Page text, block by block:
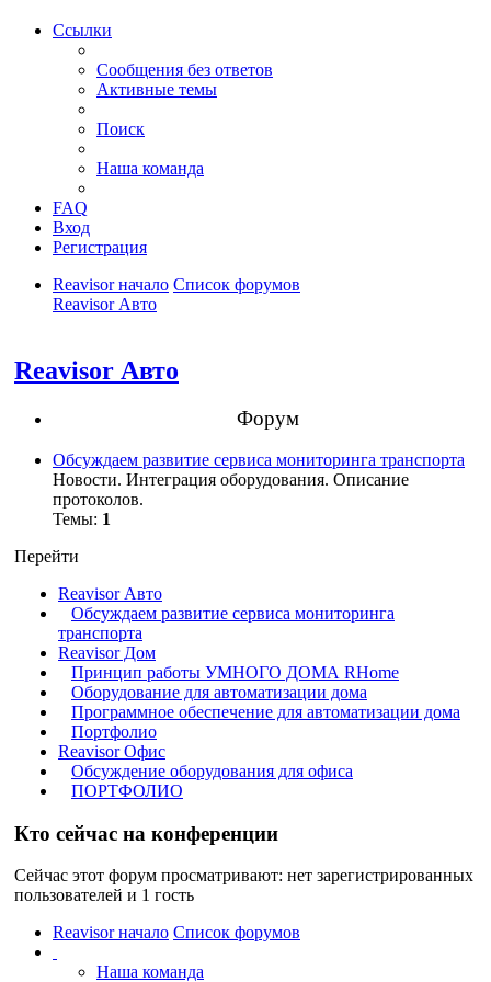
Ссылки
Сообщения без ответов
Активные темы
Поиск
Наша команда
FAQ
Вход
Регистрация
Reavisor начало Список форумов
Reavisor Авто
Reavisor Авто
Форум
Обсуждаем развитие сервиса мониторинга транспорта
Новости. Интеграция оборудования. Описание
протоколов.
Темы: 1
Перейти
Reavisor Авто
Обсуждаем развитие сервиса мониторинга
транспорта
Reavisor Дом
Принцип работы УМНОГО ДОМА RHome
Оборудование для автоматизации дома
Программное обеспечение для автоматизации дома
Портфолио
Reavisor Офис
Обсуждение оборудования для офиса
ПОРТФОЛИО
Кто сейчас на конференции
Сейчас этот форум просматривают: нет зарегистрированных
пользователей и 1 гость
Reavisor начало Список форумов
Наша команда